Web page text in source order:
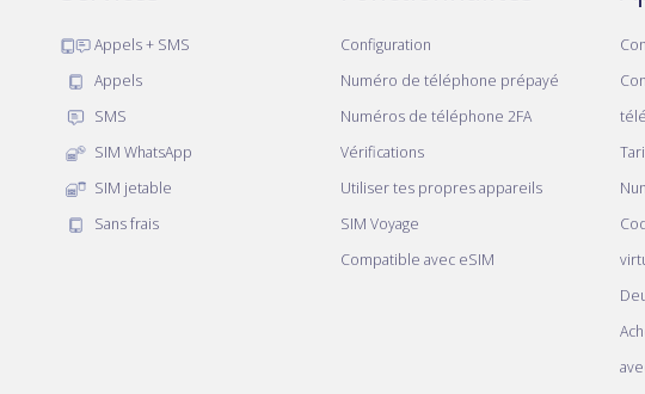
Appels + SMS
Appels
SMS
SIM WhatsApp
SIM jetable
Sans frais
Configuration
Numéro de téléphone prépayé
Numéros de téléphone 2FA
Vérifications
Utiliser tes propres appareils
SIM Voyage
Compatible avec eSIM